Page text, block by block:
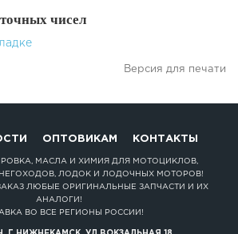
чисел
Версия для печати
ОПТОВИКАМ КОНТАКТЫ
МАСЛА И ХИМИЯ ДЛЯ МОТОЦИКЛОВ,
ЛОДОК И ЛОДОЧНЫХ МОТОРОВ!
ЛЮБЫЕ ОРИГИНАЛЬНЫЕ ЗАПЧАСТИ И ИХ
АНАЛОГИ!
ВО ВСЕ РЕГИОНЫ РОССИИ!